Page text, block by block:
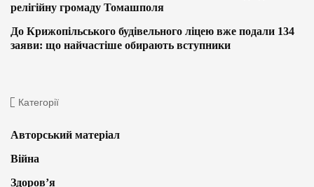
релігійну громаду Томашполя
До Крижопільського будівельного ліцею вже подали 134
заяви: що найчастіше обирають вступники
Категорії
Авторський матеріал
Війна
Здоров’я